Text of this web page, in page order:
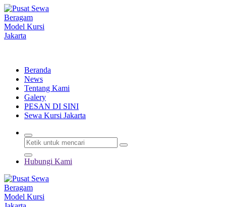
Lewati
ke
konten
Beranda
News
Tentang Kami
Galery
PESAN DI SINI
Sewa Kursi Jakarta
Hubungi Kami